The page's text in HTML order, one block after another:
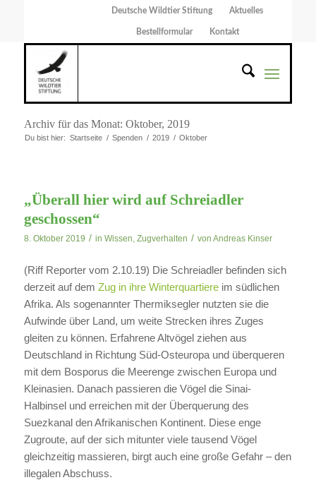
Deutsche Wildtier Stiftung Aktuelles
Bestellformular Kontakt
Archiv für das Monat: Oktober, 2019
Du bist hier: Startseite / Spenden / 2019 / Oktober
„Überall hier wird auf Schreiadler
geschossen“
8. Oktober 2019 / in Wissen, Zugverhalten / von Andreas Kinser
(Riff Reporter vom 2.10.19) Die Schreiadler befinden sich
derzeit auf dem Zug in ihre Winterquartiereim südlichen
Afrika. Als sogenannter Thermiksegler nutzten sie die
Aufwinde über Land, um weite Strecken ihres Zuges
gleiten zu können. Erfahrene Altvögel ziehen aus
Deutschland in Richtung Süd-Osteuropa und überqueren
mit dem Bosporus die Meerenge zwischen Europa und
Kleinasien. Danach passieren die Vögel die Sinai-
Halbinsel und erreichen mit der Überquerung des
Suezkanal den Afrikanischen Kontinent. Diese enge
Zugroute, auf der sich mitunter viele tausend Vögel
gleichzeitig massieren, birgt auch eine große Gefahr – den
illegalen Abschuss.